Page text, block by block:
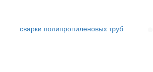
сварки полипропиленовых труб